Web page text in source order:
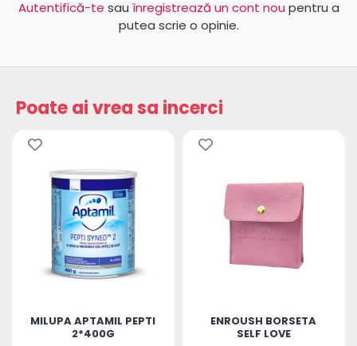
Autentifică-te sau înregistrează un cont nou pentru a
putea scrie o opinie.
Poate ai vrea sa incerci
MILUPA APTAMIL PEPTI
2*400G
ENROUSH BORSETA
SELF LOVE